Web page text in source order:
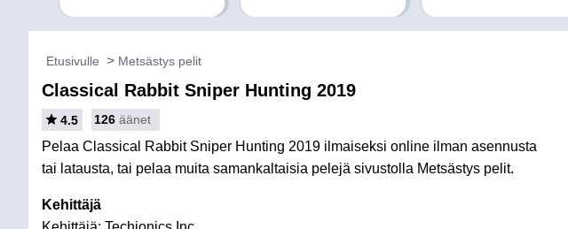
Etusivulle Metsästys pelit
Classical Rabbit Sniper Hunting 2019
4.5 126 äänet
Pelaa Classical Rabbit Sniper Hunting 2019 ilmaiseksi online ilman asennusta
tai latausta, tai pelaa muita samankaltaisia pelejä sivustolla Metsästys pelit.
Kehittäjä